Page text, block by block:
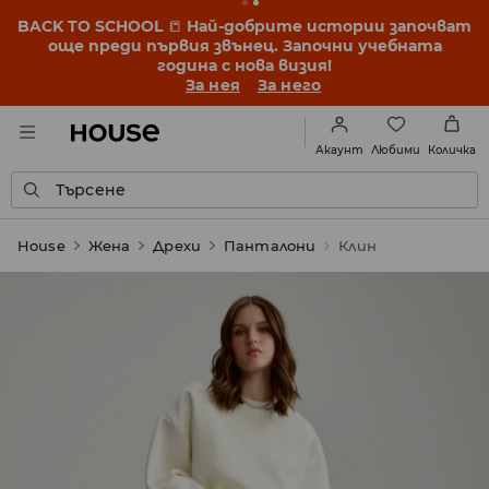
BACK TO SCHOOL 📒 Най-добрите истории започват
още преди първия звънец. Започни учебната
година с нова визия!
За нея
За него
Акаунт Любими Количка
Търсене
House Жена Дрехи Панталони Клин